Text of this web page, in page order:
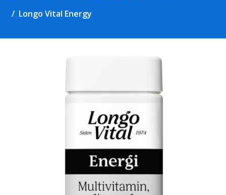
Longo Vital Energy